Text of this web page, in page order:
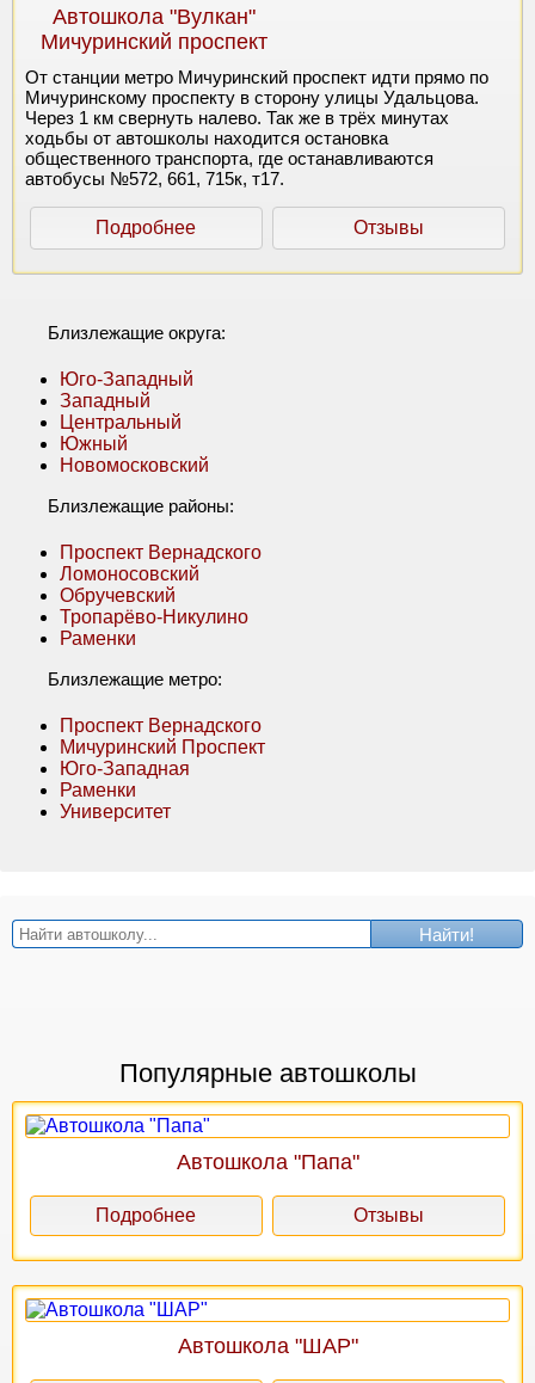
Автошкола "Вулкан"
Мичуринский проспект
От станции метро Мичуринский проспект идти прямо по
Мичуринскому проспекту в сторону улицы Удальцова.
Через 1 км свернуть налево. Так же в трёх минутах
ходьбы от автошколы находится остановка
общественного транспорта, где останавливаются
автобусы №572, 661, 715к, т17.
Подробнее Отзывы
Близлежащие округа:
Юго-Западный
Западный
Центральный
Южный
Новомосковский
Близлежащие районы:
Проспект Вернадского
Ломоносовский
Обручевский
Тропарёво-Никулино
Раменки
Близлежащие метро:
Проспект Вернадского
Мичуринский Проспект
Юго-Западная
Раменки
Университет
Найти!
Популярные автошколы
Автошкола "Папа"
Подробнее Отзывы
Автошкола "ШАР"